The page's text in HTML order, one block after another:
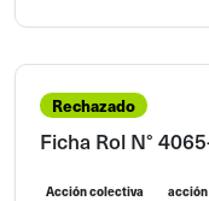
Rechazado
Ficha Rol N°
Acción colectiva